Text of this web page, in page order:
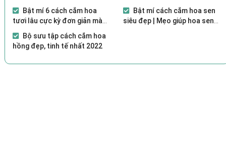
lòng người
cũng làm được
Bật mí 6 cách cắm hoa
tươi lâu cực kỳ đơn giản mà
bạn nên biết
Bật mí cách cắm hoa sen
siêu đẹp | Mẹo giúp hoa sen
Bộ sưu tập cách cắm hoa
hồng đẹp, tinh tế nhất 2022